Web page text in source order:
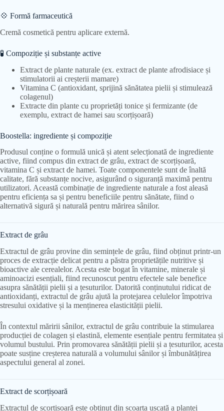
💠 Formă farmaceutică
Cremă cosmetică pentru aplicare externă.
🧪 Compoziție și substanțe active
Extract de plante naturale (ex. extract de plante afrodisiace și
stimulatorii ai creșterii mamare)
Vitamina C (antioxidant, sprijină sănătatea pielii și stimulează
colagenul)
Extracte din plante cu proprietăți tonice și fermizante (de
exemplu, extract de hamei sau scorțișoară)
Boostella: ingrediente și compoziție
Produsul conține o formulă unică și atent selecționată de ingrediente
active, fiind compus din extract de grâu, extract de scorțișoară,
vitamina C și extract de hamei. Toate componentele sunt de înaltă
calitate, fără substanțe nocive, asigurând o siguranță maximă pentru
utilizatori. Această combinație de ingrediente naturale a fost aleasă
pentru eficiența sa și pentru beneficiile pentru sănătate, fiind o
alternativă sigură și naturală pentru mărirea sânilor.
Extract de grâu
Extractul de grâu provine din semințele de grâu, fiind obținut printr-un
proces de extracție delicat pentru a păstra proprietățile nutritive și
bioactive ale cerealelor. Acesta este bogat în vitamine, minerale și
aminoacizi esențiali, fiind recunoscut pentru efectele sale benefice
asupra sănătății pielii și a țesuturilor. Datorită conținutului ridicat de
antioxidanți, extractul de grâu ajută la protejarea celulelor împotriva
stresului oxidative și la menținerea elasticității pielii.
În contextul măririi sânilor, extractul de grâu contribuie la stimularea
producției de colagen și elastină, elemente esențiale pentru fermitatea și
volumul bustului. Prin promovarea sănătății pielii și a țesuturilor, acesta
poate susține creșterea naturală a volumului sânilor și îmbunătățirea
aspectului general al zonei.
Extract de scorțișoară
Extractul de scorțișoară este obținut din scoarța uscată a plantei